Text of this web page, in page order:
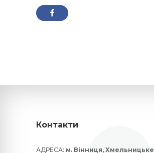
Контакти
АДРЕСА: м. Вінниця, Хмельницьке